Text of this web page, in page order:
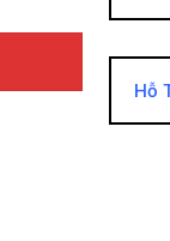
Hỗ